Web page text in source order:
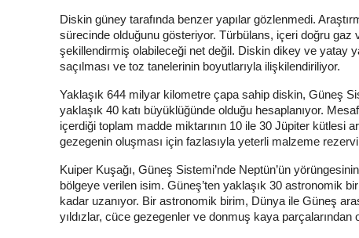
Diskin güney tarafında benzer yapılar gözlenmedi.
sürecinde olduğunu gösteriyor. Türbülans, içeri doğru
şekillendirmiş olabileceği net değil. Diskin dikey ve yatay
saçılması ve toz tanelerinin boyutlarıyla ilişkilendiriliyor.
Yaklaşık 644 milyar kilometre çapa sahip diskin, Güneş
yaklaşık 40 katı büyüklüğünde olduğu hesaplanıyor.
içerdiği toplam madde miktarının 10 ile 30 Jüpiter kütlesi
gezegenin oluşması için fazlasıyla yeterli malzeme
Kuiper Kuşağı, Güneş Sistemi’nde Neptün’ün
bölgeye verilen isim. Güneş’ten yaklaşık 30 astronomik
kadar uzanıyor. Bir astronomik birim, Dünya ile Güneş
yıldızlar, cüce gezegenler ve donmuş kaya parçalarından